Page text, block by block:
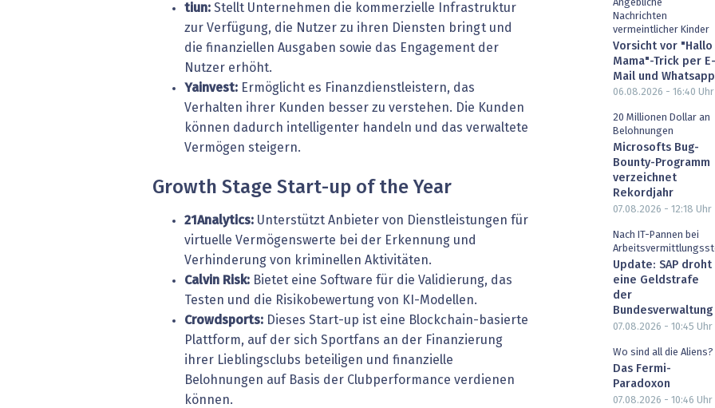
tiun: Stellt Unternehmen die kommerzielle Infrastruktur
zur Verfügung, die Nutzer zu ihren Diensten bringt und
die finanziellen Ausgaben sowie das Engagement der
Nutzer erhöht.
Yainvest: Ermöglicht es Finanzdienstleistern, das
Verhalten ihrer Kunden besser zu verstehen. Die Kunden
können dadurch intelligenter handeln und das verwaltete
Vermögen steigern.
Growth Stage Start-up of the Year
21Analytics: Unterstützt Anbieter von Dienstleistungen für
virtuelle Vermögenswerte bei der Erkennung und
Verhinderung von kriminellen Aktivitäten.
Calvin Risk: Bietet eine Software für die Validierung, das
Testen und die Risikobewertung von KI-Modellen.
Crowdsports: Dieses Start-up ist eine Blockchain-basierte
Plattform, auf der sich Sportfans an der Finanzierung
ihrer Lieblingsclubs beteiligen und finanzielle
Belohnungen auf Basis der Clubperformance verdienen
können.
Angebliche
Nachrichten
vermeintlicher Kinder
Vorsicht vor "Hallo
Mama"-Trick per E-
Mail und Whatsapp
06.08.2026 - 16:40 Uhr
20 Millionen Dollar an
Belohnungen
Microsofts Bug-
Bounty-Programm
verzeichnet
Rekordjahr
07.08.2026 - 12:18 Uhr
Nach IT-Pannen bei
Update: SAP droht
eine Geldstrafe
der
Bundesverwaltung
07.08.2026 - 10:45 Uhr
Wo sind all die Aliens?
Das Fermi-
Paradoxon
07.08.2026 - 10:46 Uhr